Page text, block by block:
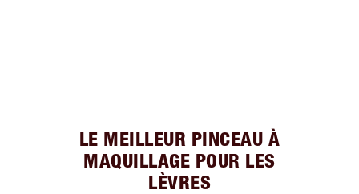
LE MEILLEUR PINCEAU À
MAQUILLAGE POUR LES
LÈVRES